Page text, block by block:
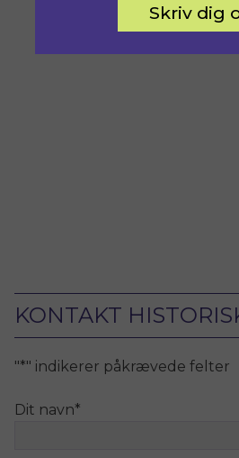
KONTAKT
"*" indikerer påkrævede felter
Dit navn*
Skriv dig